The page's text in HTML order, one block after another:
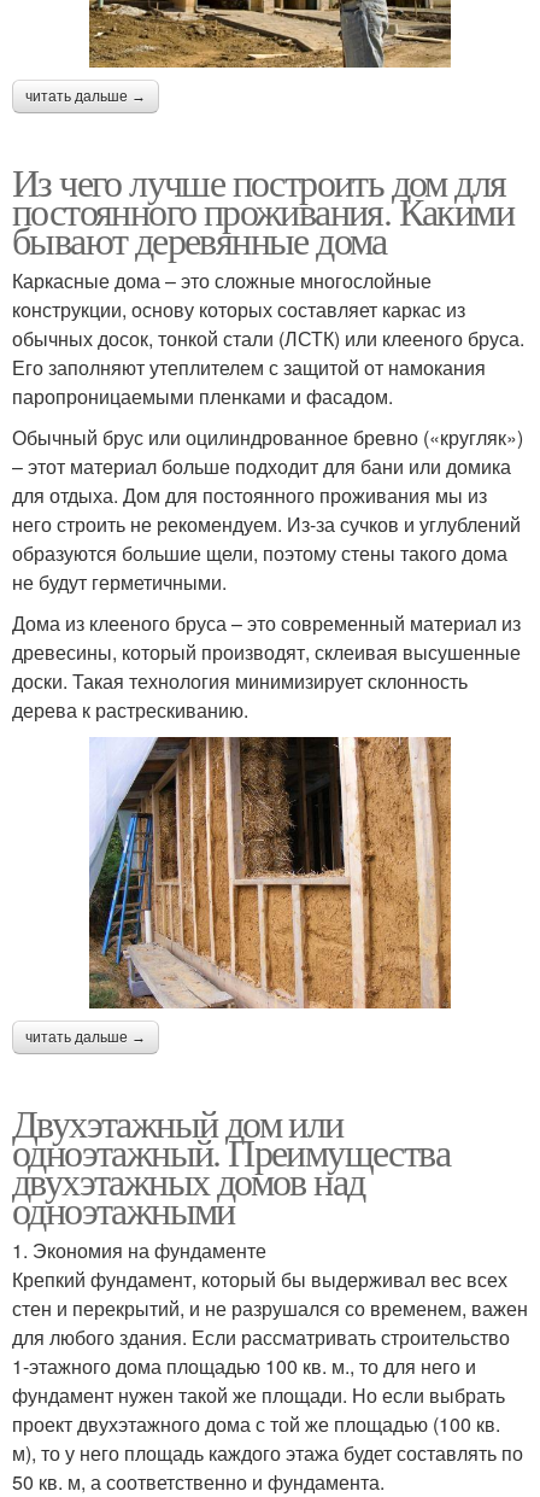
читать дальше →
Из чего лучше построить дом для
постоянного проживания. Какими
бывают деревянные дома
Каркасные дома – это сложные многослойные
конструкции, основу которых составляет каркас из
обычных досок, тонкой стали (ЛСТК) или клееного бруса.
Его заполняют утеплителем с защитой от намокания
паропроницаемыми пленками и фасадом.
Обычный брус или оцилиндрованное бревно («кругляк»)
– этот материал больше подходит для бани или домика
для отдыха. Дом для постоянного проживания мы из
него строить не рекомендуем. Из-за сучков и углублений
образуются большие щели, поэтому стены такого дома
не будут герметичными.
Дома из клееного бруса – это современный материал из
древесины, который производят, склеивая высушенные
доски. Такая технология минимизирует склонность
дерева к растрескиванию.
читать дальше →
Двухэтажный дом или
одноэтажный. Преимущества
двухэтажных домов над
одноэтажными
1. Экономия на фундаменте
Крепкий фундамент, который бы выдерживал вес всех
стен и перекрытий, и не разрушался со временем, важен
для любого здания. Если рассматривать строительство
1-этажного дома площадью 100 кв. м., то для него и
фундамент нужен такой же площади. Но если выбрать
проект двухэтажного дома с той же площадью (100 кв.
м), то у него площадь каждого этажа будет составлять по
50 кв. м, а соответственно и фундамента.